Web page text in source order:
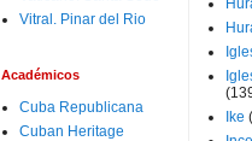
Vitral. Pinar del Rio
Académicos
Cuba Republicana
Cuban Heritage
Ike